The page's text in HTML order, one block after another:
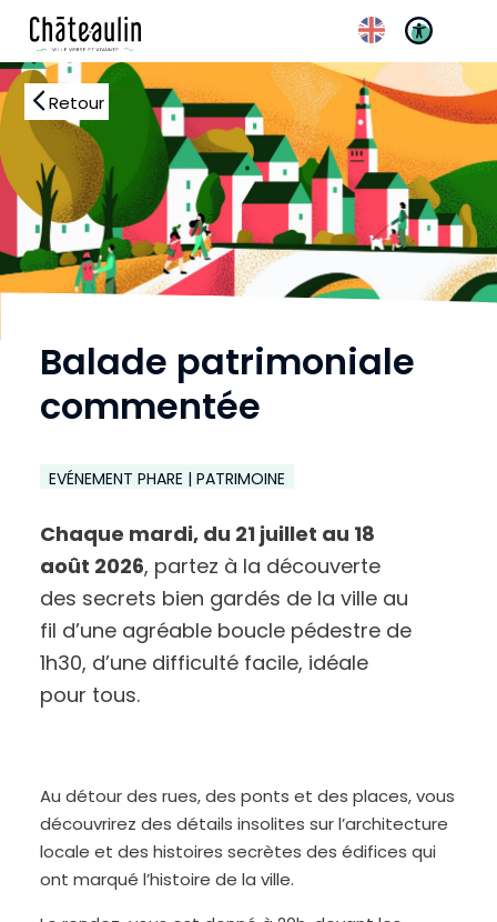
Réglages
n
t
r
l
t
Retour
Balade patrimoniale
commentée
EVÉNEMENT PHARE | PATRIMOINE
Chaque mardi, du 21 juillet au 18
août 2026, partez à la découverte
des secrets bien gardés de la ville au
fil d’une agréable boucle pédestre de
1h30, d’une difficulté facile, idéale
pour tous.
Au détour des rues, des ponts et des places, vous
découvrirez des détails insolites sur l’architecture
locale et des histoires secrètes des édifices qui
ont marqué l’histoire de la ville.